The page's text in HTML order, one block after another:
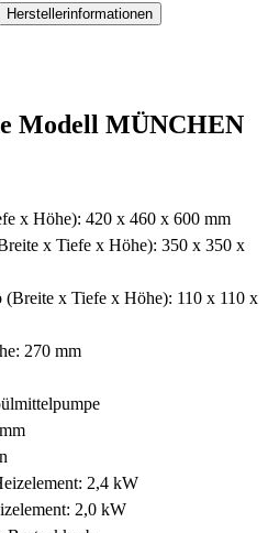
Herstellerinformationen
Modell MÜNCHEN
x Höhe): 420 x 460 x 600 mm
x Tiefe x Höhe): 350 x 350 x
(Breite x Tiefe x Höhe): 110 x 110 x
270 mm
2,4 kW
2,0 kW